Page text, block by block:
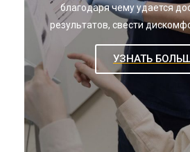
благодаря чему удается
результатов, свести
УЗНАТЬ